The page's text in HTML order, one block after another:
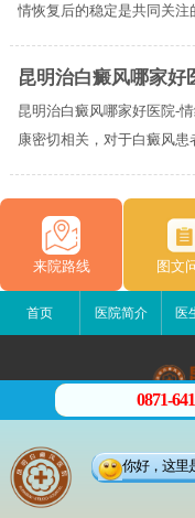
情恢复后的稳定是共同关注
昆明治白癜风哪家好
昆明治白癜风哪家好医院-
康密切相关，对于白癜风患
来院路线 图文
首页 医院简介 医
版
0871-
你好，这里